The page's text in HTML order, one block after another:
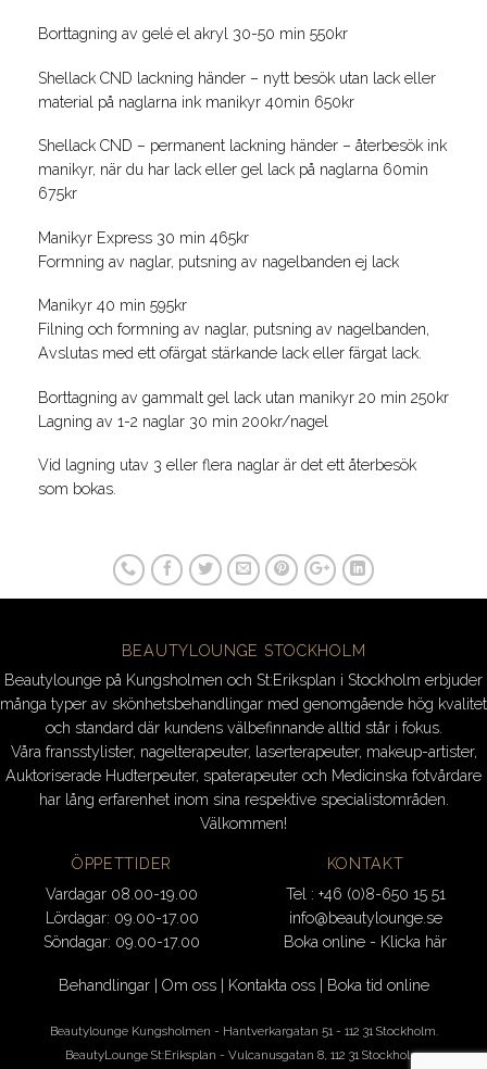
Borttagning av gelé el akryl 30-50 min 550kr
Shellack CND lackning händer – nytt besök utan lack eller
material på naglarna ink manikyr 40min 650kr
Shellack CND – permanent lackning händer – återbesök ink
manikyr, när du har lack eller gel lack på naglarna 60min
675kr
Manikyr Express 30 min 465kr
Formning av naglar, putsning av nagelbanden ej lack
Manikyr 40 min 595kr
Filning och formning av naglar, putsning av nagelbanden,
Avslutas med ett ofärgat stärkande lack eller färgat lack.
Borttagning av gammalt gel lack utan manikyr 20 min 250kr
Lagning av 1-2 naglar 30 min 200kr/nagel
Vid lagning utav 3 eller flera naglar är det ett återbesök
som bokas.
BEAUTYLOUNGE STOCKHOLM
Beautylounge på Kungsholmen och St:Eriksplan i Stockholm erbjuder
många typer av skönhetsbehandlingar med genomgående hög kvalitet
och standard där kundens välbefinnande alltid står i fokus.
Våra fransstylister, nagelterapeuter, laserterapeuter, makeup-artister,
Auktoriserade Hudterpeuter, spaterapeuter och Medicinska fotvårdare
har lång erfarenhet inom sina respektive specialistområden.
Välkommen!
ÖPPETTIDER
Vardagar 08.00-19.00
Lördagar: 09.00-17.00
Söndagar: 09.00-17.00
KONTAKT
Tel : +46 (0)8-650 15 51
info@beautylounge.se
Boka online - Klicka här
Behandlingar Om oss| Kontakta oss Boka tid online
Beautylounge Kungsholmen - Hantverkargatan 51 - 112 31 Stockholm.
BeautyLounge St:Eriksplan - Vulcanusgatan 8, 112 31 Stockholm